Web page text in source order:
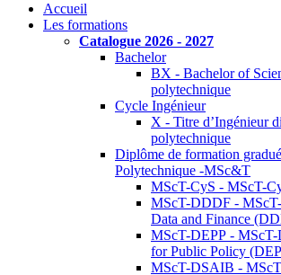
Accueil
Les formations
Catalogue 2026 - 2027
Bachelor
BX - Bachelor of
polytechnique
Cycle Ingénieur
X - Titre d’Ingénieur
polytechnique
Diplôme de formation
Polytechnique -MSc&T
MScT-CyS - MScT-
MScT-DDDF -
Data and Finance
MScT-DEPP - MScT-
for Public Policy
MScT-DSAIB -